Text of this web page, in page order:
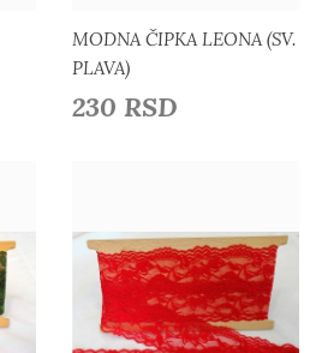
MODNA ČIPKA LEONA (SV.
PLAVA)
230 RSD
Detaljnije